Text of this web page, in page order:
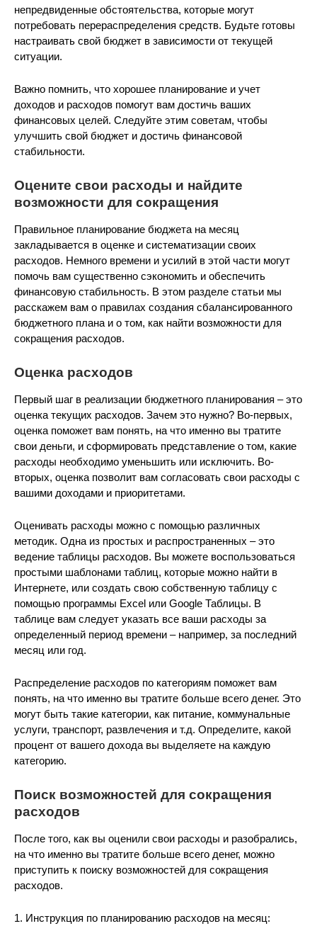
непредвиденные обстоятельства, которые могут
потребовать перераспределения средств. Будьте готовы
настраивать свой бюджет в зависимости от текущей
ситуации.
Важно помнить, что хорошее планирование и учет
доходов и расходов помогут вам достичь ваших
финансовых целей. Следуйте этим советам, чтобы
улучшить свой бюджет и достичь финансовой
стабильности.
Оцените свои расходы и найдите
возможности для сокращения
Правильное планирование бюджета на месяц
закладывается в оценке и систематизации своих
расходов. Немного времени и усилий в этой части могут
помочь вам существенно сэкономить и обеспечить
финансовую стабильность. В этом разделе статьи мы
расскажем вам о правилах создания сбалансированного
бюджетного плана и о том, как найти возможности для
сокращения расходов.
Оценка расходов
Первый шаг в реализации бюджетного планирования – это
оценка текущих расходов. Зачем это нужно? Во-первых,
оценка поможет вам понять, на что именно вы тратите
свои деньги, и сформировать представление о том, какие
расходы необходимо уменьшить или исключить. Во-
вторых, оценка позволит вам согласовать свои расходы с
вашими доходами и приоритетами.
Оценивать расходы можно с помощью различных
методик. Одна из простых и распространенных – это
ведение таблицы расходов. Вы можете воспользоваться
простыми шаблонами таблиц, которые можно найти в
Интернете, или создать свою собственную таблицу с
помощью программы Excel или Google Таблицы. В
таблице вам следует указать все ваши расходы за
определенный период времени – например, за последний
месяц или год.
Распределение расходов по категориям поможет вам
понять, на что именно вы тратите больше всего денег. Это
могут быть такие категории, как питание, коммунальные
услуги, транспорт, развлечения и т.д. Определите, какой
процент от вашего дохода вы выделяете на каждую
категорию.
Поиск возможностей для сокращения
расходов
После того, как вы оценили свои расходы и разобрались,
на что именно вы тратите больше всего денег, можно
приступить к поиску возможностей для сокращения
расходов.
1. Инструкция по планированию расходов на месяц: